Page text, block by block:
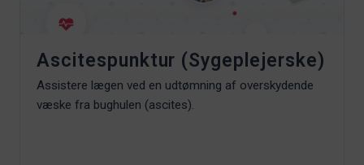
Ascitespunktur (Sygeplejerske)
Assistere lægen ved en udtømning af overskydende
væske fra bughulen (ascites).